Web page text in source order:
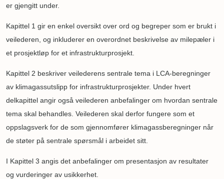
er gjengitt under.
Kapittel 1 gir en enkel oversikt over ord og begreper som er brukt i
veilederen, og inkluderer en overordnet beskrivelse av milepæler i
et prosjektløp for et infrastrukturprosjekt.
Kapittel 2 beskriver veilederens sentrale tema i LCA-beregninger
av klimagassutslipp for infrastrukturprosjekter. Under hvert
delkapittel angir også veilederen anbefalinger om hvordan sentrale
tema skal behandles. Veilederen skal derfor fungere som et
oppslagsverk for de som gjennomfører klimagassberegninger når
de støter på sentrale spørsmål i arbeidet sitt.
I Kapittel 3 angis det anbefalinger om presentasjon av resultater
og vurderinger av usikkerhet.